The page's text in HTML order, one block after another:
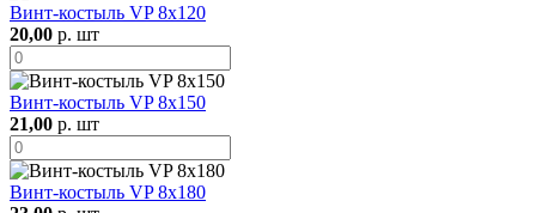
Винт-костыль VP 8х120
20,00 р. шт
Винт-костыль VP 8х150
21,00 р. шт
Винт-костыль VP 8х180